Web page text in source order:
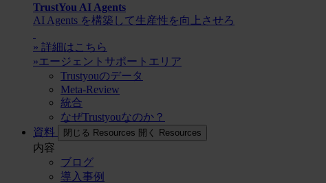
TrustYou AI Agents
AI Agents を構築して生産性を向上させろ
» 詳細はこちら
»エージェントサポートエリア
Trustyouのデータ
Meta-Review
統合
なぜTrustyouなのか？
資料
閉じる Resources 開く Resources
内容
ブログ
導入事例